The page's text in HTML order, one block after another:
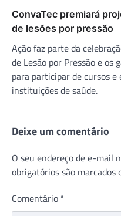
ConvaTec premiará
de lesões por pressão
Ação faz parte da
de Lesão por Pressão e os
para participar de cursos
instituições de saúde.
Deixe um comentário
O seu endereço de e-mail
obrigatórios são marcados
Comentário *